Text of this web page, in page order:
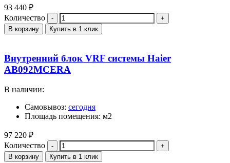
93 440 ₽
Количество
В корзину Купить в 1 клик
Внутренний блок VRF системы Haier
AB092MCERA
В наличии:
Самовывоз: сегодня
Площадь помещения: м2
97 220 ₽
Количество
В корзину Купить в 1 клик